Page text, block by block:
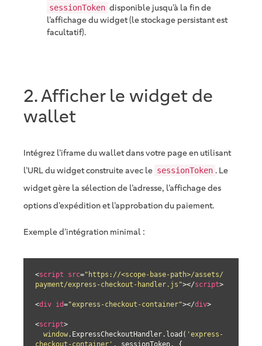
sessionToken disponible jusqu’à la fin de
l’affichage du widget (le stockage persistant est
facultatif).
2. Afficher le widget de
wallet
Intégrez l’iframe du wallet dans votre page en utilisant
l’URL du widget construite avec le sessionToken . Le
widget gère la sélection de l’adresse, l’affichage des
options d’expédition et l’approbation du paiement.
Exemple d’intégration minimal :
<script src="https://<scope-base-path>/assets/
payment/express-checkout-handler.js"></script>
<div id="express-checkout-container"></div>
<script>
window.ExpressCheckoutHandler.load( 'express-
checkout-container' , sessionToken, {